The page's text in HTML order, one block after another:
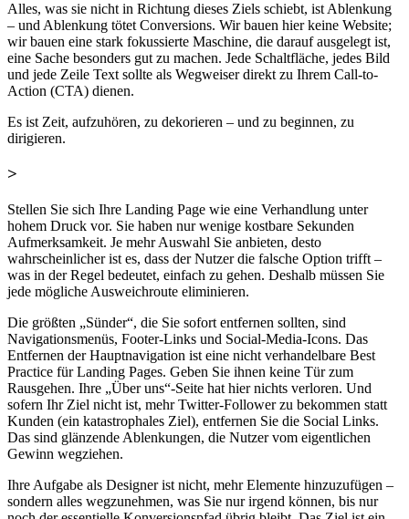
Alles, was sie nicht in Richtung dieses Ziels schiebt, ist Ablenkung
– und Ablenkung tötet Conversions. Wir bauen hier keine Website;
wir bauen eine stark fokussierte Maschine, die darauf ausgelegt ist,
eine Sache besonders gut zu machen. Jede Schaltfläche, jedes Bild
und jede Zeile Text sollte als Wegweiser direkt zu Ihrem Call-to-
Action (CTA) dienen.
Es ist Zeit, aufzuhören, zu dekorieren – und zu beginnen, zu
dirigieren.
>
Stellen Sie sich Ihre Landing Page wie eine Verhandlung unter
hohem Druck vor. Sie haben nur wenige kostbare Sekunden
Aufmerksamkeit. Je mehr Auswahl Sie anbieten, desto
wahrscheinlicher ist es, dass der Nutzer die falsche Option trifft –
was in der Regel bedeutet, einfach zu gehen. Deshalb müssen Sie
jede mögliche Ausweichroute eliminieren.
Die größten „Sünder“, die Sie sofort entfernen sollten, sind
Navigationsmenüs, Footer-Links und Social-Media-Icons. Das
Entfernen der Hauptnavigation ist eine nicht verhandelbare Best
Practice für Landing Pages. Geben Sie ihnen keine Tür zum
Rausgehen. Ihre „Über uns“-Seite hat hier nichts verloren. Und
sofern Ihr Ziel nicht ist, mehr Twitter-Follower zu bekommen statt
Kunden (ein katastrophales Ziel), entfernen Sie die Social Links.
Das sind glänzende Ablenkungen, die Nutzer vom eigentlichen
Gewinn wegziehen.
Ihre Aufgabe als Designer ist nicht, mehr Elemente hinzuzufügen –
sondern alles wegzunehmen, was Sie nur irgend können, bis nur